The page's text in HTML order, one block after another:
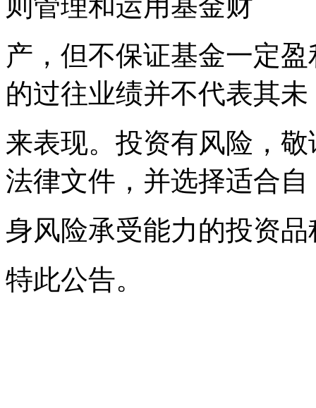
产，但不保证基金一定
的过往业绩并不代表其未
来表现。投资有风险，
法律文件，并选择适合自
身风险承受能力的投资
特此公告。